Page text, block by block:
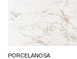
PORCELANOSA